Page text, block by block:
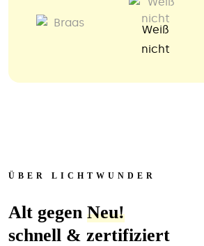
Weiß
nicht
ÜBER LICHTWUNDER
Alt gegen Neu!
schnell & zertifiziert